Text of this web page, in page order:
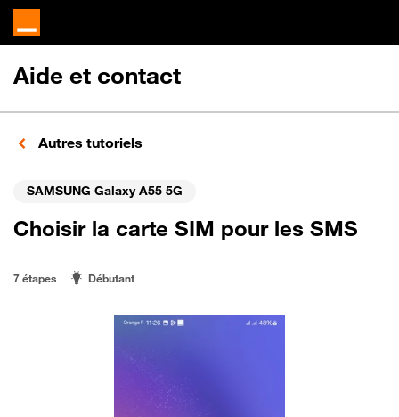
Aide et contact
Autres tutoriels
SAMSUNG Galaxy A55 5G
Choisir la carte SIM pour les SMS
7 étapes Débutant